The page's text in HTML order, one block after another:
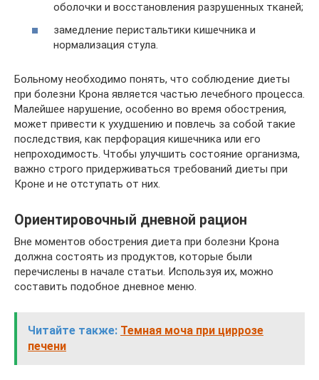
оболочки и восстановления разрушенных тканей;
замедление перистальтики кишечника и
нормализация стула.
Больному необходимо понять, что соблюдение диеты
при болезни Крона является частью лечебного процесса.
Малейшее нарушение, особенно во время обострения,
может привести к ухудшению и повлечь за собой такие
последствия, как перфорация кишечника или его
непроходимость. Чтобы улучшить состояние организма,
важно строго придерживаться требований диеты при
Кроне и не отступать от них.
Ориентировочный дневной рацион
Вне моментов обострения диета при болезни Крона
должна состоять из продуктов, которые были
перечислены в начале статьи. Используя их, можно
составить подобное дневное меню.
Читайте также: Темная моча при циррозе
печени